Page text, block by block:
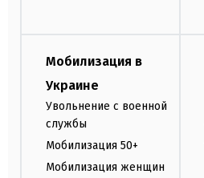
Мобилизация в
Украине
Увольнение с военной
службы
Мобилизация 50+
Мобилизация женщин